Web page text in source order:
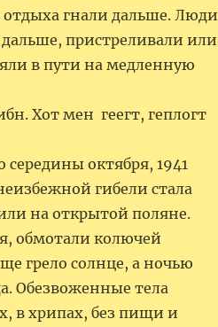
отдыха гнали дальше. Люди
пристреливали или
в пути на медленную
Хот мен геегт, геплогт
октября, 1941
гибели стала
на открытой поляне.
обмотали колючей
грело солнце, а ночью
Обезвоженные тела
в хрипах, без пищи и